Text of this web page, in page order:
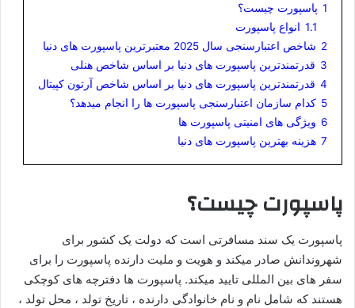
1 پاسپورت چیست؟
1.1 انواع پاسپورت
2 شاخص اعتبارسنجی سال 2025 معتبرترین پاسپورت های دنیا
3 قدرتمندترین پاسپورت های دنیا بر اساس شاخص هنلی
4 قدرتمندترین پاسپورت های دنیا بر اساس شاخص آرتون کپیتال
5 کدام سازمان اعتبارسنجی پاسپورت ها را انجام میدهد؟
6 ویژگی های امنیتی پاسپورت ها
7 هزینه بهترین پاسپورت های دنیا
پاسپورت چیست؟
پاسپورت یک سند مسافرتی است که دولت یک کشور برای
شهروندانش صادر میکند و هویت و ملیت دارنده پاسپورت را برای
سفر های بین المللی تایید میکند. پاسپورت ها دفترچه های کوچکی
هستند که شامل نام و نام خانوادگی دارنده ، تاریخ تولد ، محل تولد ،